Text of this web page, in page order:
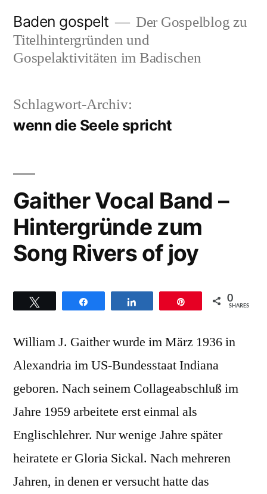
Inhalt
springen
Baden gospelt
Der Gospelblog zu
Titelhintergründen und
Gospelaktivitäten im Badischen
Schlagwort-Archiv:
wenn die Seele spricht
Gaither Vocal Band –
Hintergründe zum
Song Rivers of joy
0
SHARES
William J. Gaither wurde im März 1936 in
Alexandria im US-Bundesstaat Indiana
geboren. Nach seinem Collageabschluß im
Jahre 1959 arbeitete erst einmal als
Englischlehrer. Nur wenige Jahre später
heiratete er Gloria Sickal. Nach mehreren
Jahren, in denen er versucht hatte das